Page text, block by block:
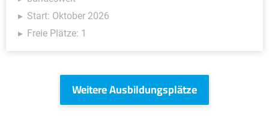
Start: Oktober 2026
Freie Plätze: 1
Weitere Ausbildungsplätze